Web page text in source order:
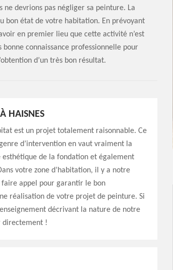
devrions pas négliger sa peinture. La
bon état de votre habitation. En prévoyant
en premier lieu que cette activité n’est
connaissance professionnelle pour
d’un très bon résultat.
HAISNES
est un projet totalement raisonnable. Ce
d’intervention en vaut vraiment la
de la fondation et également
votre zone d’habitation, il y a notre
faire appel pour garantir le bon
réalisation de votre projet de peinture. Si
décrivant la nature de notre
directement !